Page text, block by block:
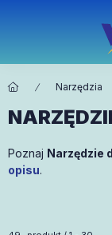
Narzędzia
Poznaj Narzędzie
opisu.